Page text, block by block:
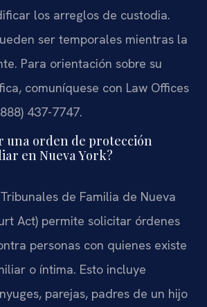
los arreglos de custodia.
ser temporales mientras la
Para orientación sobre su
comuníquese con Law Offices
437-7747.
una orden de protección
en Nueva York?
de Familia de Nueva
Act) permite solicitar órdenes
personas con quienes existe
o íntima. Esto incluye
parejas, padres de un hijo